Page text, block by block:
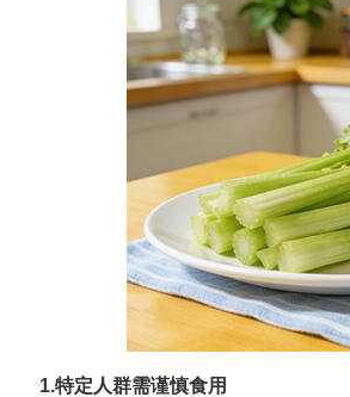
1.特定人群需谨慎食用